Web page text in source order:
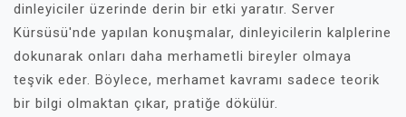
dinleyiciler üzerinde derin bir etki yaratır. Server
Kürsüsü'nde yapılan konuşmalar, dinleyicilerin kalplerine
dokunarak onları daha merhametli bireyler olmaya
teşvik eder. Böylece, merhamet kavramı sadece teorik
bir bilgi olmaktan çıkar, pratiğe dökülür.